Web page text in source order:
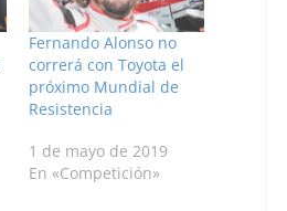
Fernando Alonso no
correrá con Toyota el
próximo Mundial de
Resistencia
1 de mayo de 2019
En «Competición»